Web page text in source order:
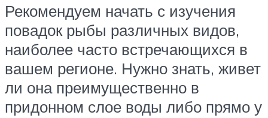
Рекомендуем начать с изучения
повадок рыбы различных видов,
наиболее часто встречающихся в
вашем регионе. Нужно знать, живет
ли она преимущественно в
придонном слое воды либо прямо у